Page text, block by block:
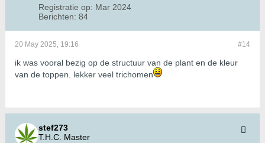
Registratie op: Mar 2024
Berichten: 84
#14
20 May 2025, 19:16
ik was vooral bezig op de structuur van de plant en de kleur
van de toppen. lekker veel trichomen
stef273
T.H.C. Master